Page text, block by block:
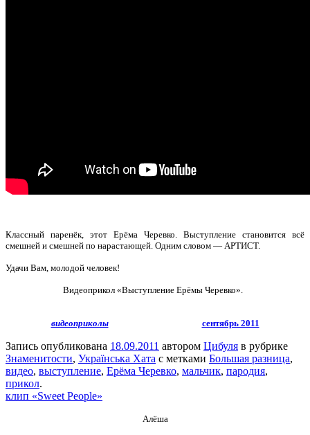
Классный паренёк, этот Ерёма Черевко. Выступление становится всё
смешней и смешней по нарастающей. Одним словом — АРТИСТ.
Удачи Вам, молодой человек!
Видеоприкол «Выступление Ерёмы Черевко».
видеоприколы сентябрь 2011
Запись опубликована 18.09.2011 автором Цибуля в рубрике
Знаменитости, Українська Хата с метками Большая разница,
видео, выступление, Ерёма Черевко, мальчик, пародия,
прикол.
клип «Sweet People»
Алёша